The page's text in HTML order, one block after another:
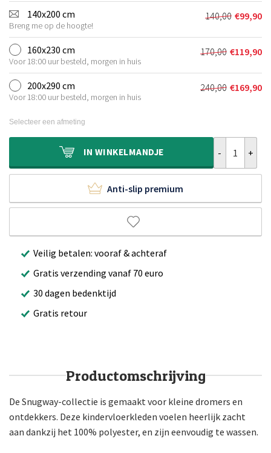
was:
€90,00.
is:
€59,90.
140x200 cm
Breng me op de hoogte!
140,00
prijs
was:
€140,00.
€99,90
Huidige
prijs
is:
€99,90.
160x230 cm
Voor 18:00 uur besteld, morgen in huis
170,00
prijs
was:
€170,00.
€119,90
Huidige
prijs
is:
€119,90.
200x290 cm
Voor 18:00 uur besteld, morgen in huis
240,00 €169,90
Huidige
Selecteer een afmeting
IN WINKELMANDJE
Anti-slip premium
Veilig betalen: vooraf & achteraf
Gratis verzending vanaf 70 euro
30 dagen bedenktijd
Gratis retour
Productomschrijving
De Snugway-collectie is gemaakt voor kleine dromers en
ontdekkers. Deze kindervloerkleden voelen heerlijk zacht
aan dankzij het 100% polyester, en zijn eenvoudig te wassen.